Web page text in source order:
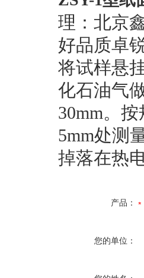
理：北京
好品质卓
将试样悬
化石油气
30mm。
5mm处测
掉落在热
产品：
您的单位：